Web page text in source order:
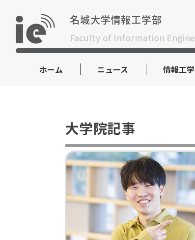
content
名城大学情報工学部
Faculty of Information
ホーム ニュース 情報工
大学院記事